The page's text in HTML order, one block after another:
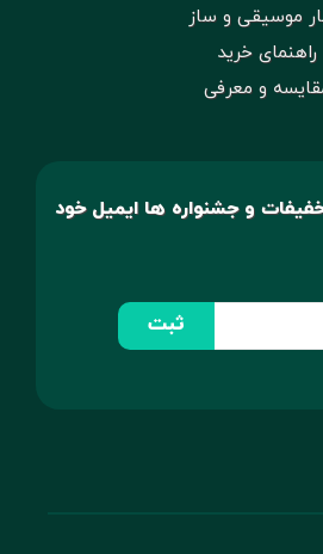
موسیقی و ساز
راهنمای خرید
و معرفی
و جشنواره ها ایمیل خود
ثبت